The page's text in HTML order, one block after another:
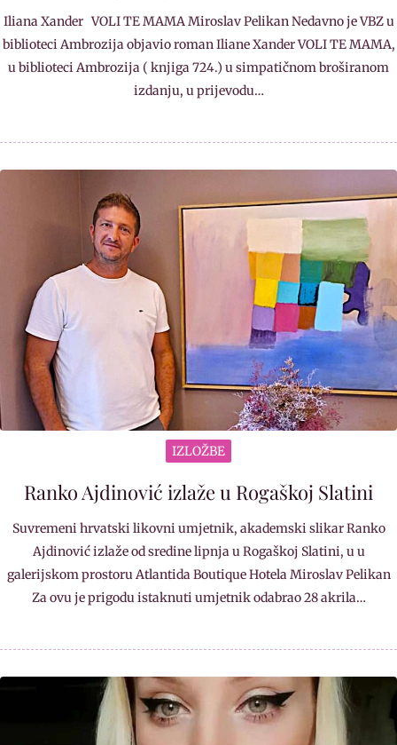
Iliana Xander VOLI TE MAMA Miroslav Pelikan Nedavno je VBZ u
biblioteci Ambrozija objavio roman Iliane Xander VOLI TE MAMA,
u biblioteci Ambrozija ( knjiga 724.) u simpatičnom broširanom
izdanju, u prijevodu…
IZLOŽBE
Ranko Ajdinović izlaže u Rogaškoj Slatini
Suvremeni hrvatski likovni umjetnik, akademski slikar Ranko
Ajdinović izlaže od sredine lipnja u Rogaškoj Slatini, u u
galerijskom prostoru Atlantida Boutique Hotela Miroslav Pelikan
Za ovu je prigodu istaknuti umjetnik odabrao 28 akrila…